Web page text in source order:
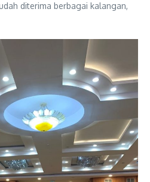
diterima berbagai kalangan,